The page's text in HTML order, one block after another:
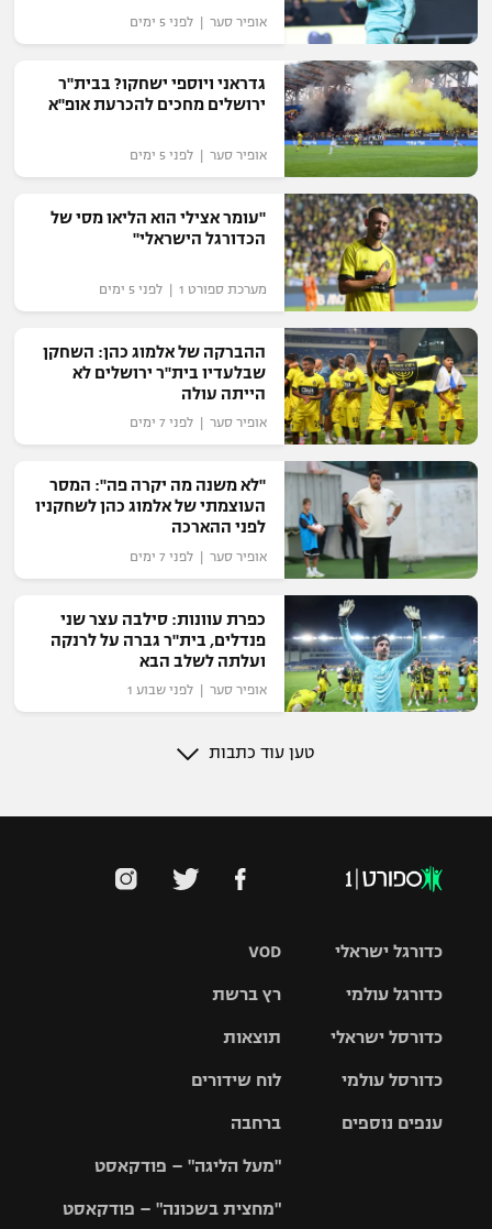
אופיר סער | לפני 5 ימים
גדראני ויוספי ישחקו? בבית"ר
ירושלים מחכים להכרעת אופ"א
אופיר סער | לפני 5 ימים
"עומר אצילי הוא הליאו מסי של
הכדורגל הישראלי"
מערכת ספורט 1 | לפני 5 ימים
ההברקה של אלמוג כהן: השחקן
שבלעדיו בית"ר ירושלים לא
הייתה עולה
אופיר סער | לפני 7 ימים
"לא משנה מה יקרה פה": המסר
העוצמתי של אלמוג כהן לשחקניו
לפני ההארכה
אופיר סער | לפני 7 ימים
כפרת עוונות: סילבה עצר שני
פנדלים, בית"ר גברה על לרנקה
ועלתה לשלב הבא
אופיר סער | לפני שבוע 1
טען עוד כתבות
VOD
רץ ברשת
תוצאות
לוח שידורים
ברחבה
"מעל הליגה" – פודקאסט
"מחצית בשכונה" – פודקאסט
כדורגל ישראלי
גביע הטוטו
כדורגל עולמי
האלופות
ליגה
כדורסל ישראלי
סל
כדורסל עולמי
ענפים נוספים